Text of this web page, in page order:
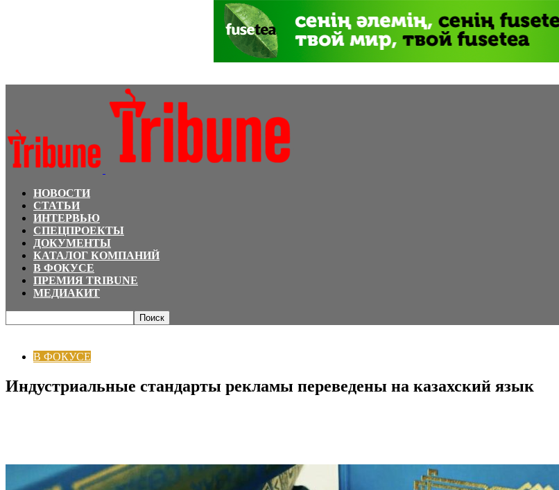
НОВОСТИ
СТАТЬИ
ИНТЕРВЬЮ
СПЕЦПРОЕКТЫ
ДОКУМЕНТЫ
КАТАЛОГ КОМПАНИЙ
В ФОКУСЕ
ПРЕМИЯ TRIBUNE
МЕДИАКИТ
В ФОКУСЕ
Индустриальные стандарты рекламы переведены на казахский язык